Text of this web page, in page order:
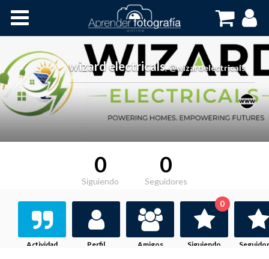
Cursos OnLine
wizard electricals,@wizardelectricals
0
Siguiendo
0
Seguidores
Actividad Perfil Amigos Siguiendo
0